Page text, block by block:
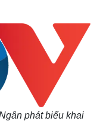
phát biểu khai